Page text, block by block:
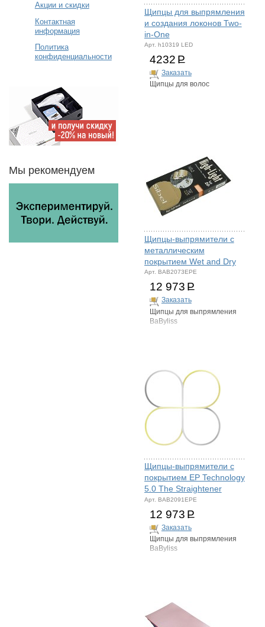
Акции и скидки
Контактная
информация
Политика
конфиденциальности
Мы рекомендуем
Щипцы для выпрямления
и создания локонов Two-
in-One
Арт. h10319 LED
4232 Р
Заказать
Щипцы для волос
Щипцы-выпрямители с
металлическим
покрытием Wet and Dry
Арт. BAB2073EPE
12 973 Р
Заказать
Щипцы для выпрямления
BaByliss
Щипцы-выпрямители с
покрытием EP Technology
5.0 The Straightener
Арт. BAB2091EPE
12 973 Р
Заказать
Щипцы для выпрямления
BaByliss